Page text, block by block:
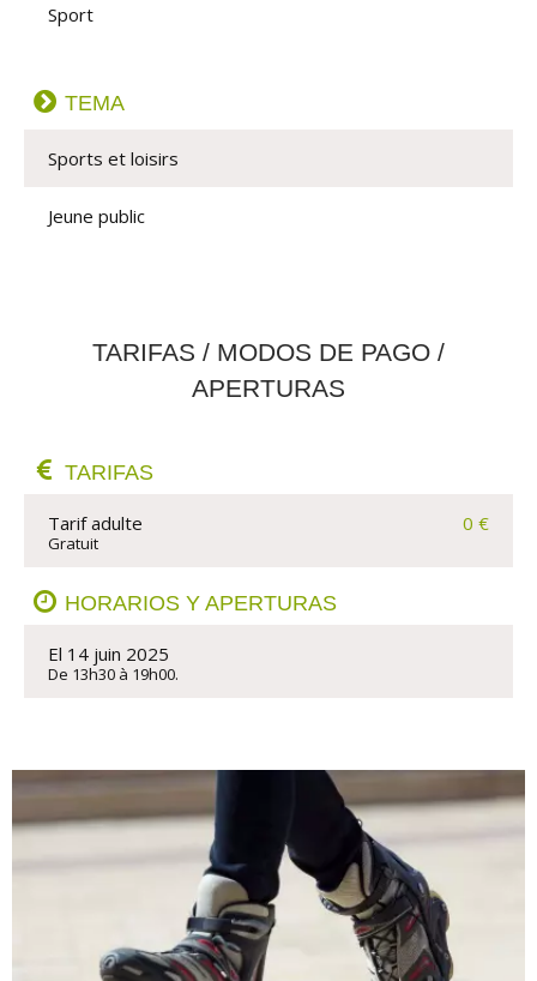
Sport
TEMA
Sports et loisirs
Jeune public
TARIFAS / MODOS DE PAGO /
APERTURAS
TARIFAS
Tarif adulte 0 €
Gratuit
HORARIOS Y APERTURAS
El 14 juin 2025
De 13h30 à 19h00.